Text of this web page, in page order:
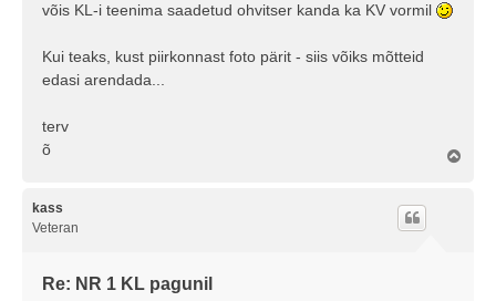
võis KL-i teenima saadetud ohvitser kanda ka KV vormil
Kui teaks, kust piirkonnast foto pärit - siis võiks mõtteid
edasi arendada...
terv
õ
kass
Veteran
Re: NR 1 KL pagunil